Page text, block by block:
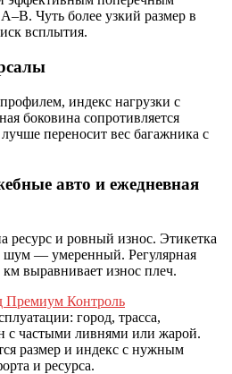
Чуть более узкий размер в
всплытия.
индекс нагрузки с
боковина сопротивляется
переносит вес багажника с
авто и ежедневная
ресурс и ровный износ. Этикетка
— умеренный. Регулярная
выравнивает износ плеч.
Премиум Контроль
город, трасса,
с частыми ливнями или жарой.
размер и индекс с нужным
и ресурса.